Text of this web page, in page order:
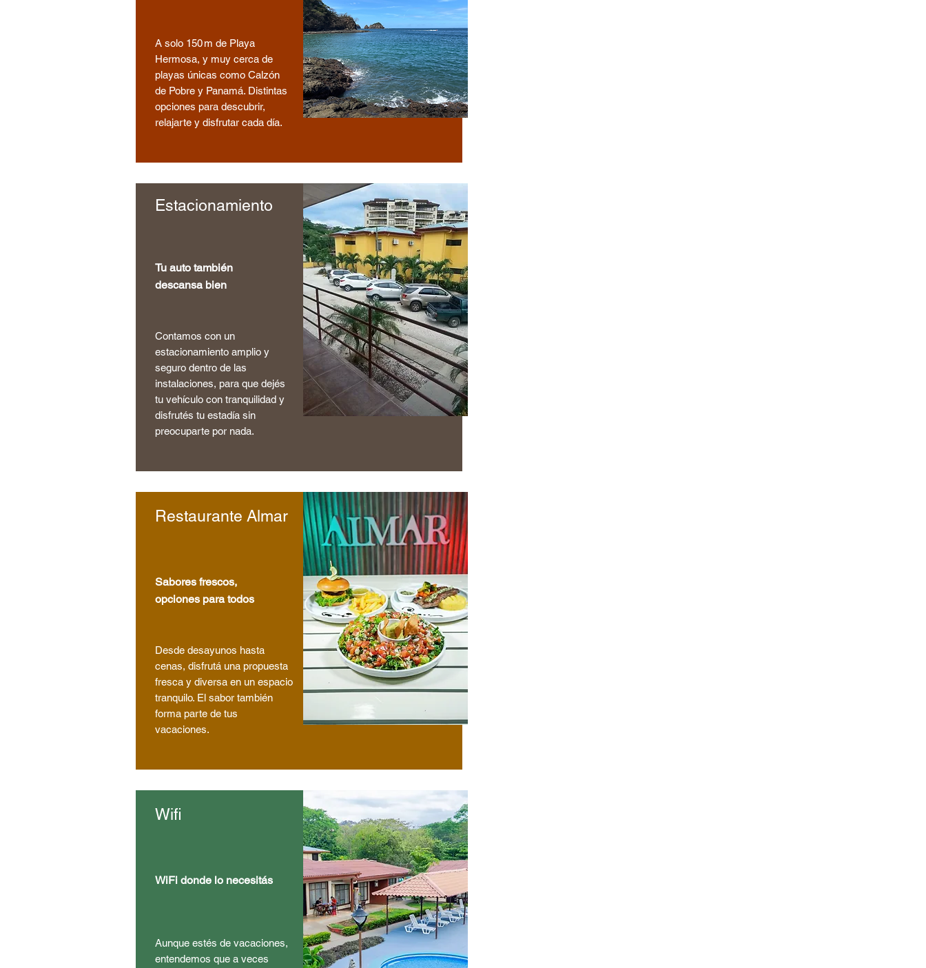
A solo 150 m de Playa
Hermosa, y muy cerca de
playas únicas como Calzón
de Pobre y Panamá. Distintas
opciones para descubrir,
relajarte y disfrutar cada día.
Estacionamiento
Tu auto también
descansa bien
Contamos con un
estacionamiento amplio y
seguro dentro de las
instalaciones, para que dejés
tu vehículo con tranquilidad y
disfrutés tu estadía sin
preocuparte por nada.
Restaurante Almar
Sabores frescos,
opciones para todos
Desde desayunos hasta
cenas, disfrutá una propuesta
fresca y diversa en un espacio
tranquilo. El sabor también
forma parte de tus
vacaciones.
Wifi
WiFi donde lo necesitás
Aunque estés de vacaciones,
entendemos que a veces